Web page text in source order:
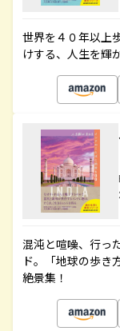
世界を４０年以上
けする、人生を輝
混沌と喧噪、行っ
ド。「地球の歩き
絶景集！